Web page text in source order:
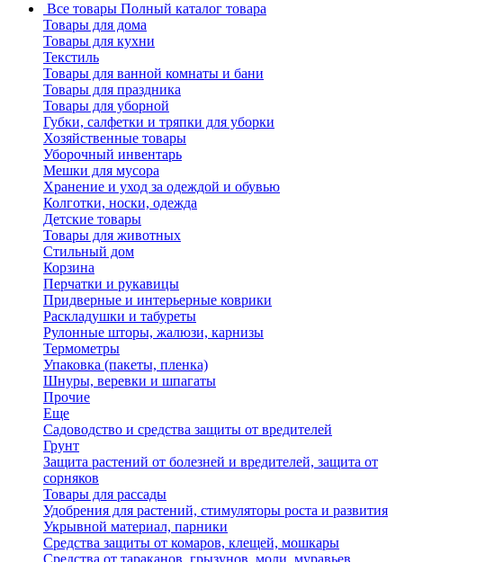
Все товары Полный каталог товара
Товары для дома
Товары для кухни
Текстиль
Товары для ванной комнаты и бани
Товары для праздника
Товары для уборной
Губки, салфетки и тряпки для уборки
Хозяйственные товары
Уборочный инвентарь
Мешки для мусора
Хранение и уход за одеждой и обувью
Колготки, носки, одежда
Детские товары
Товары для животных
Стильный дом
Корзина
Перчатки и рукавицы
Придверные и интерьерные коврики
Раскладушки и табуреты
Рулонные шторы, жалюзи, карнизы
Термометры
Упаковка (пакеты, пленка)
Шнуры, веревки и шпагаты
Прочие
Еще
Садоводство и средства защиты от вредителей
Грунт
Защита растений от болезней и вредителей, защита от
сорняков
Товары для рассады
Удобрения для растений, стимуляторы роста и развития
Укрывной материал, парники
Средства защиты от комаров, клещей, мошкары
Средства от тараканов, грызунов, моли, муравьев